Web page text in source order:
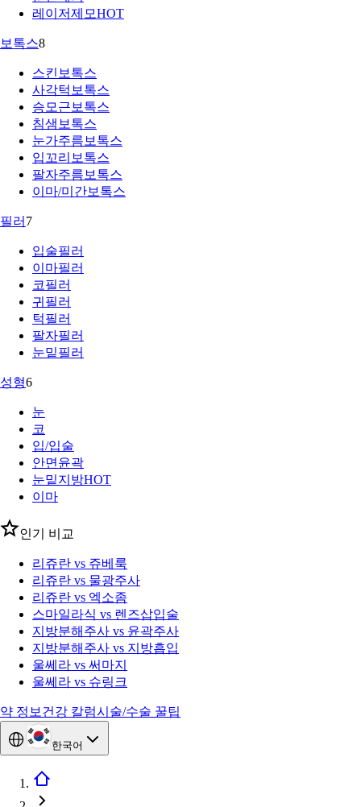
레이저제모HOT
보톡스8
스킨보톡스
사각턱보톡스
승모근보톡스
침샘보톡스
눈가주름보톡스
입꼬리보톡스
팔자주름보톡스
이마/미간보톡스
필러 7
입술필러
이마필러
코필러
귀필러
턱필러
팔자필러
눈밑필러
성형6
눈
코
입/입술
안면윤곽
눈밑지방HOT
이마
인기 비교
리쥬란 vs 쥬베룩
리쥬란 vs 물광주사
리쥬란 vs 엑소좀
스마일라식 vs 렌즈삽입술
지방분해주사 vs 윤곽주사
지방분해주사 vs 지방흡입
울쎄라 vs 써마지
울쎄라 vs 슈링크
약 정보 건강 칼럼시술/수술 꿀팁
한국어